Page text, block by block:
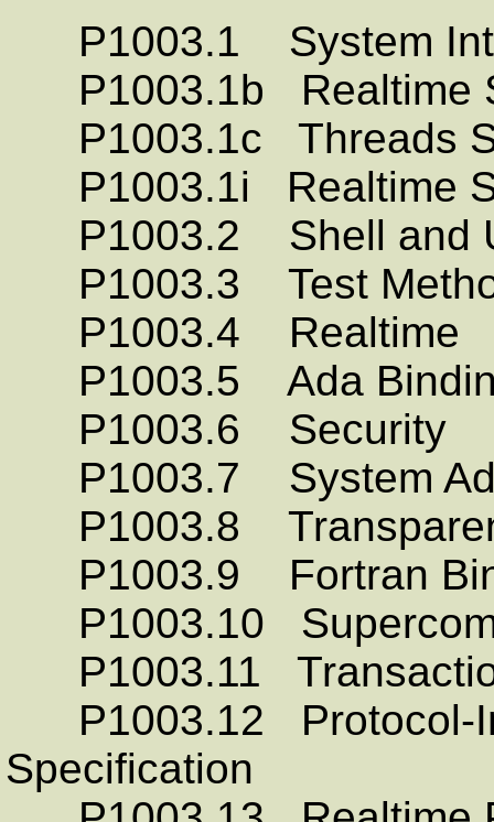
P1003.1 System
P1003.1b Realtime
P1003.1c Threads
P1003.1i Realtime
P1003.2 Shell and
P1003.3 Test
P1003.4 Realtime
P1003.5 Ada
P1003.6 Security
P1003.7 System
P1003.8
P1003.9 Fortran
P1003.10
P1003.11
P1003.12 Protocol-
Specification